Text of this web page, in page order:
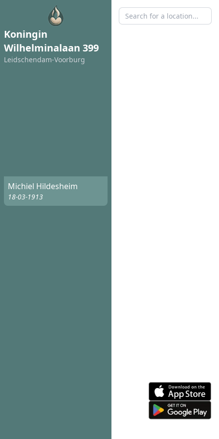
Koningin
Wilhelminalaan 399
Leidschendam-Voorburg
Michiel Hildesheim
18-03-1913